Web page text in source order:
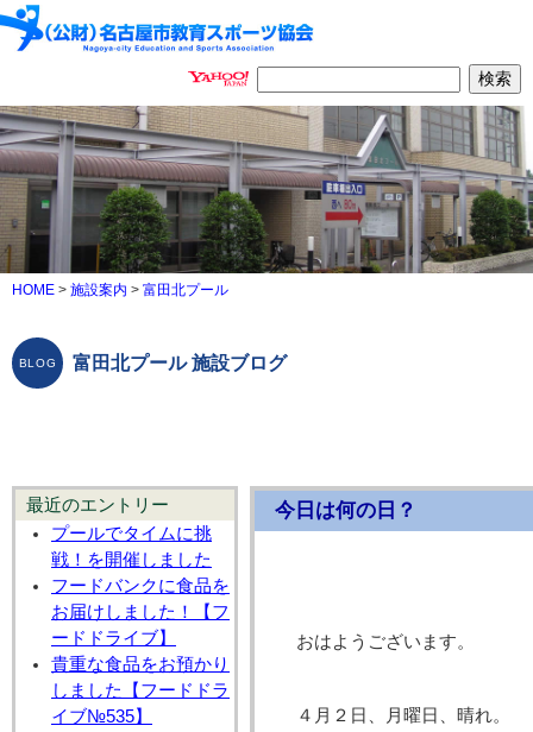
HOME > 施設案内 > 富田北プール
富田北プール 施設ブログ
最近のエントリー
プールでタイムに挑
戦！を開催しました
フードバンクに食品を
お届けしました！【フ
ードドライブ】
貴重な食品をお預かり
しました【フードドラ
イブ№535】
今日は何の日？
おはようございます。
４月２日、月曜日、晴れ。